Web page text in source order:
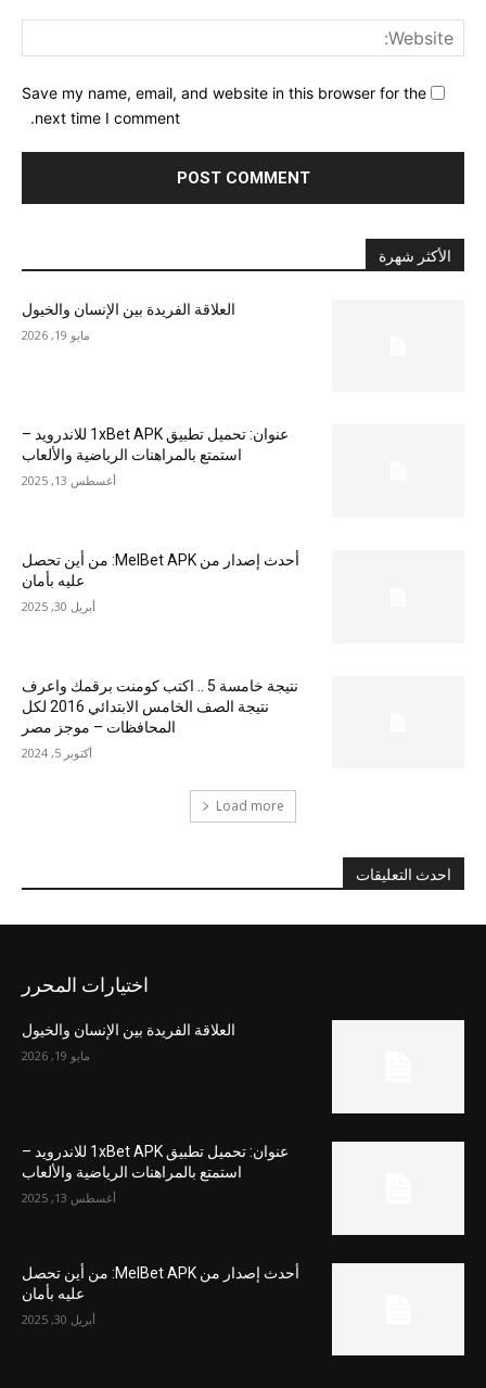
Save my name, email, and website in this browser for the
next time I comment.
الأكثر شهرة
العلاقة الفريدة بين الإنسان والخيول
مايو 19, 2026
عنوان: تحميل تطبيق 1xBet APK للاندرويد –
استمتع بالمراهنات الرياضية والألعاب
أغسطس 13, 2025
أحدث إصدار من MelBet APK: من أين تحصل
عليه بأمان
أبريل 30, 2025
نتيجة خامسة 5 .. اكتب كومنت برقمك واعرف
نتيجة الصف الخامس الابتدائي 2016 لكل
المحافظات – موجز مصر
أكتوبر 5, 2024
Load more
احدث التعليقات
اختيارات المحرر
العلاقة الفريدة بين الإنسان والخيول
مايو 19, 2026
عنوان: تحميل تطبيق 1xBet APK للاندرويد –
استمتع بالمراهنات الرياضية والألعاب
أغسطس 13, 2025
أحدث إصدار من MelBet APK: من أين تحصل
عليه بأمان
أبريل 30, 2025